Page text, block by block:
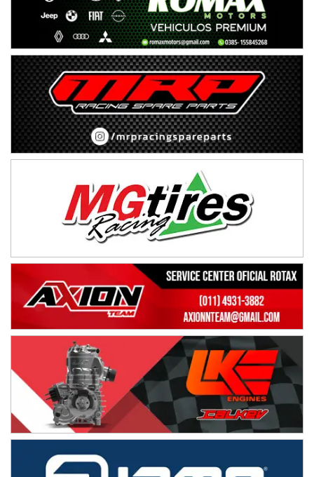
Avellaneda (Santa Fe)
SUR SANTAFESINO - F4
José Samuel Sánchez (Tierra)
Rufino (Santa Fe)
TUCUMANO - F5
Juan Navarro (Asfalto)
El Timbó (Tucumán)